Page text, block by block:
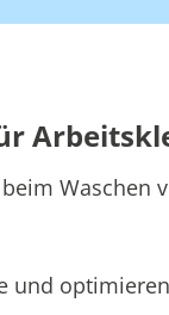
Waschen
und